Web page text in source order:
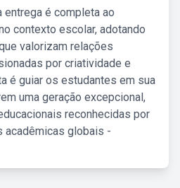
entrega é completa ao
contexto escolar, adotando
valorizam relações
por criatividade e
é guiar os estudantes em sua
uma geração excepcional,
reconhecidas por
acadêmicas globais -